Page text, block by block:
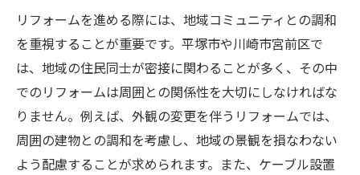
リフォームを進める際には、地域コミュニティとの調和
を重視することが重要です。平塚市や川崎市宮前区で
は、地域の住民同士が密接に関わることが多く、その中
でのリフォームは周囲との関係性を大切にしなければな
りません。例えば、外観の変更を伴うリフォームでは、
周囲の建物との調和を考慮し、地域の景観を損なわない
よう配慮することが求められます。また、ケーブル設置